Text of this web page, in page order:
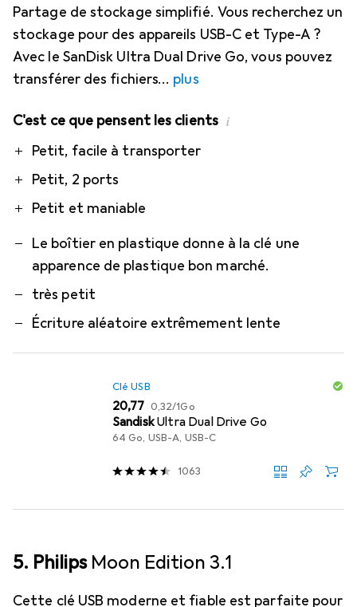
Partage de stockage simplifié. Vous recherchez un
stockage pour des appareils USB-C et Type-A ?
Avec le SanDisk Ultra Dual Drive Go, vous pouvez
transférer des fichiers
plus
C'est ce que pensent les clients i
ProPetit, facile à transporter
Petit, 2 ports
Petit et maniable
Contre
Le boîtier en plastique donne à la clé une
apparence de plastique bon marché.
très petit
Écriture aléatoire extrêmement lente
Clé USB
EUR
20,77 EUR
0,32/1Go
SandiskUltra Dual Drive Go
64 Go, USB-A, USB-C
1063
5. PhilipsMoon Edition 3.1
Cette clé USB moderne et fiable est parfaite pour